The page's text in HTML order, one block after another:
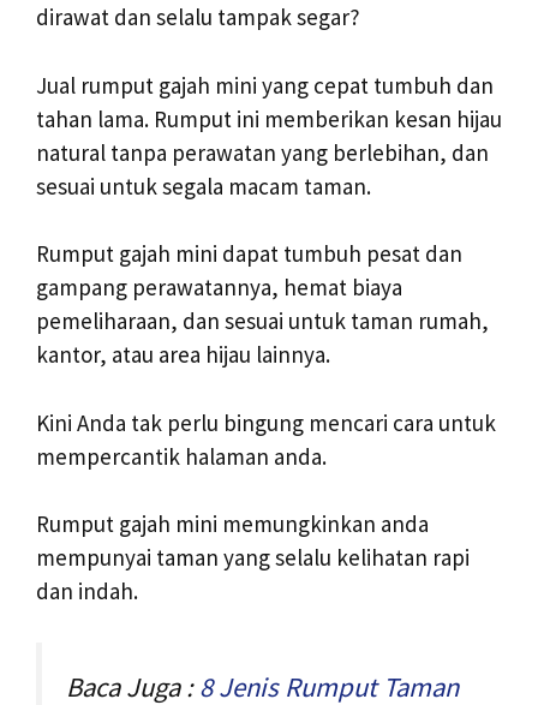
dirawat dan selalu tampak segar?
Jual rumput gajah mini yang cepat tumbuh dan
tahan lama. Rumput ini memberikan kesan hijau
natural tanpa perawatan yang berlebihan, dan
sesuai untuk segala macam taman.
Rumput gajah mini dapat tumbuh pesat dan
gampang perawatannya, hemat biaya
pemeliharaan, dan sesuai untuk taman rumah,
kantor, atau area hijau lainnya.
Kini Anda tak perlu bingung mencari cara untuk
mempercantik halaman anda.
Rumput gajah mini memungkinkan anda
mempunyai taman yang selalu kelihatan rapi
dan indah.
Baca Juga :8 Jenis Rumput Taman